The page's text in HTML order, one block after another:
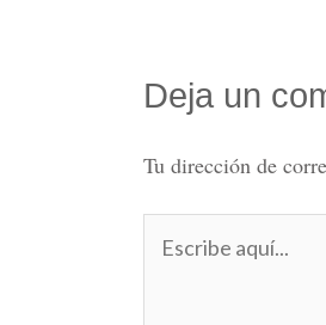
Deja un
Tu dirección de
aquí...